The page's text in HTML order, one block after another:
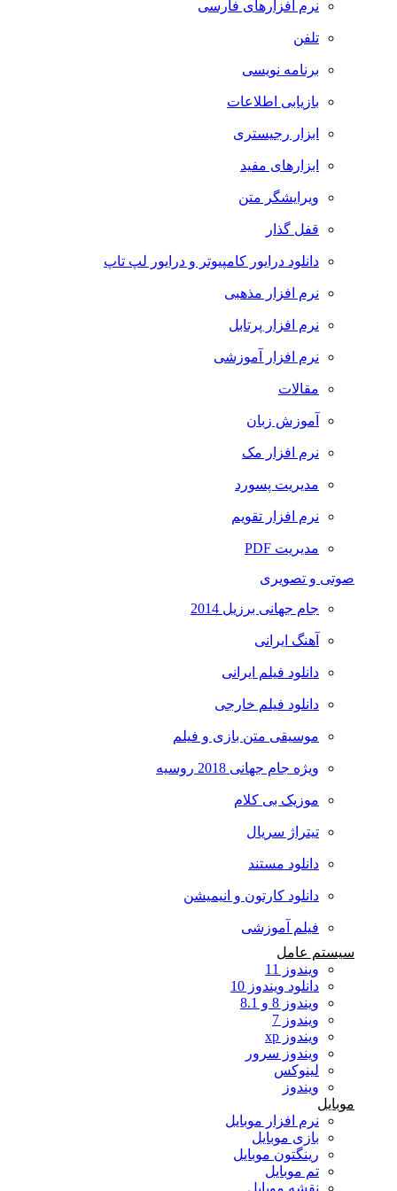
نرم افزارهای فارسی
تلفن
برنامه نویسی
بازیابی اطلاعات
ابزار رجیستری
ابزارهای مفید
ویرایشگر متن
قفل گذار
دانلود درایور کامپیوتر و درایور لپ تاپ
نرم افزار مذهبی
نرم افزار پرتابل
نرم افزار آموزشی
مقالات
آموزش زبان
نرم افزار مک
مدیریت پسورد
نرم افزار تقویم
مدیریت PDF
صوتی و تصویری
جام جهانی برزیل 2014
آهنگ ایرانی
دانلود فیلم ایرانی
دانلود فیلم خارجی
موسیقی متن بازی و فیلم
ویژه جام جهانی 2018 روسیه
موزیک بی کلام
تیتراژ سریال
دانلود مستند
دانلود کارتون و انیمیشن
فیلم آموزشی
سیستم عامل
ویندوز 11
دانلود ویندوز 10
ویندوز 8 و 8.1
ویندوز 7
ویندوز xp
ویندوز سرور
لینوکس
ویندوز
موبایل
نرم افزار موبایل
بازی موبایل
رینگتون موبایل
تم موبایل
نقشه موبایل